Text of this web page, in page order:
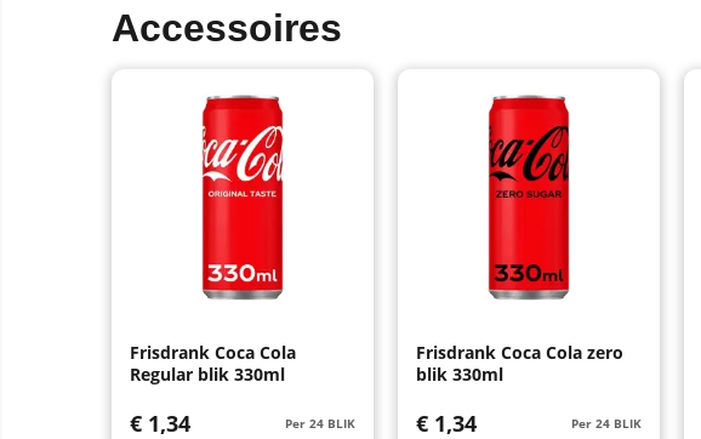
Accessoires
Frisdrank Coca Cola
Regular blik 330ml
Per 24 BLIK
€ 1,34
Frisdrank Coca Cola zero
blik 330ml
Per 24 BLIK
€ 1,34